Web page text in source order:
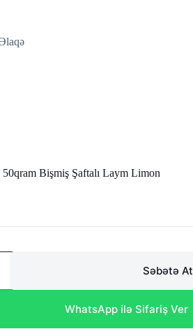
Bişmiş Şaftalı Laym Limon
Səbətə At
WhatsApp ilə Sifariş Ver